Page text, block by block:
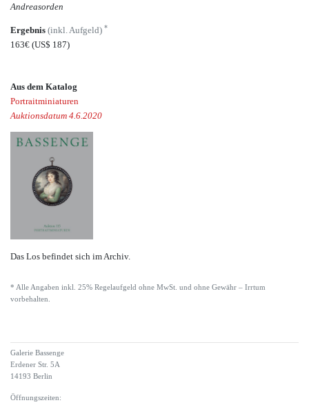
Andreasorden
Ergebnis (inkl. Aufgeld) *
163€ (US$ 187)
Aus dem Katalog
Portraitminiaturen
Auktionsdatum 4.6.2020
Das Los befindet sich im Archiv.
* Alle Angaben inkl. 25% Regelaufgeld ohne MwSt. und ohne Gewähr – Irrtum
vorbehalten.
Galerie Bassenge
Erdener Str. 5A
14193 Berlin
Öffnungszeiten: